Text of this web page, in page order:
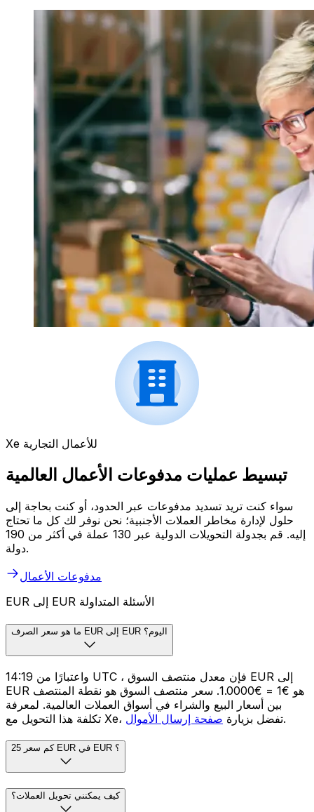
Xe للأعمال التجارية
تبسيط عمليات مدفوعات الأعمال العالمية
سواء كنت تريد تسديد مدفوعات عبر الحدود، أو كنت بحاجة إلى
حلول لإدارة مخاطر العملات الأجنبية؛ نحن نوفر لك كل ما تحتاج
إليه. قم بجدولة التحويلات الدولية عبر 130 عملة في أكثر من 190
دولة.
مدفوعات الأعمال
EUR إلى EUR الأسئلة المتداولة
ما هو سعر الصرف EUR إلى EUR اليوم؟
واعتبارًا من 14:19 UTC ، فإن معدل منتصف السوق EUR إلى
EUR هو €1 = €1.0000. سعر منتصف السوق هو نقطة المنتصف
بين أسعار البيع والشراء في أسواق العملات العالمية. لمعرفة
تكلفة هذا التحويل مع Xe، تفضل بزيارة صفحة إرسال الأموال .
كم سعر 25 EUR في EUR ؟
كيف يمكنني تحويل العملات؟